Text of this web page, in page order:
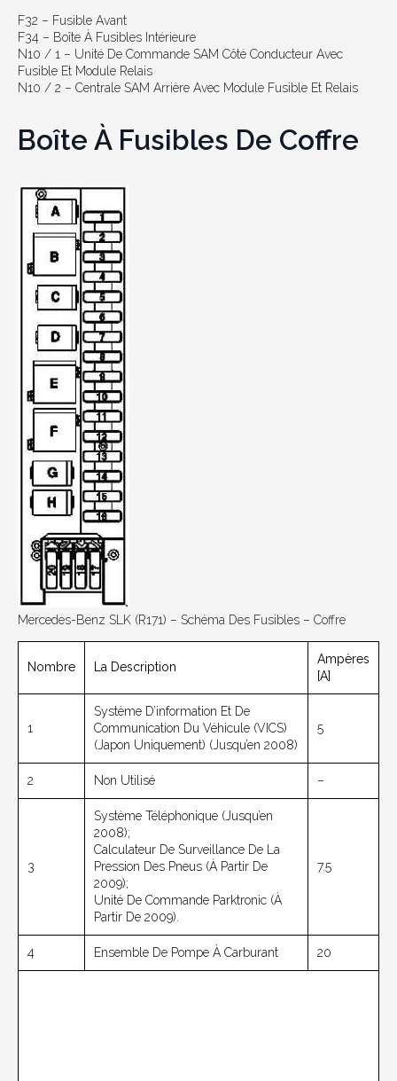
F32 – Fusible Avant
F34 – Boîte À Fusibles Intérieure
N10 / 1 – Unité De Commande SAM Côté Conducteur Avec
Fusible Et Module Relais
N10 / 2 – Centrale SAM Arrière Avec Module Fusible Et Relais
Boîte À Fusibles De Coffre
Mercedes-Benz SLK (R171) – Schéma Des Fusibles – Coffre
Nombre La Description
Ampères
[A]
1
Système D’information Et De
Communication Du Véhicule (VICS)
(Japon Uniquement) (jusqu’en 2008)
5
2 Non Utilisé –
3
Système Téléphonique (jusqu’en
2008);
Calculateur De Surveillance De La
Pression Des Pneus (à Partir De
2009);
Unité De Commande Parktronic (à
Partir De 2009).
7.5
4 Ensemble De Pompe À Carburant 20